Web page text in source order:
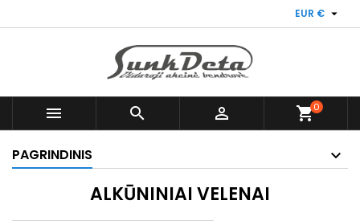
EUR € 
   shopping_cart0
PAGRINDINIS
ALKŪNINIAI VELENAI